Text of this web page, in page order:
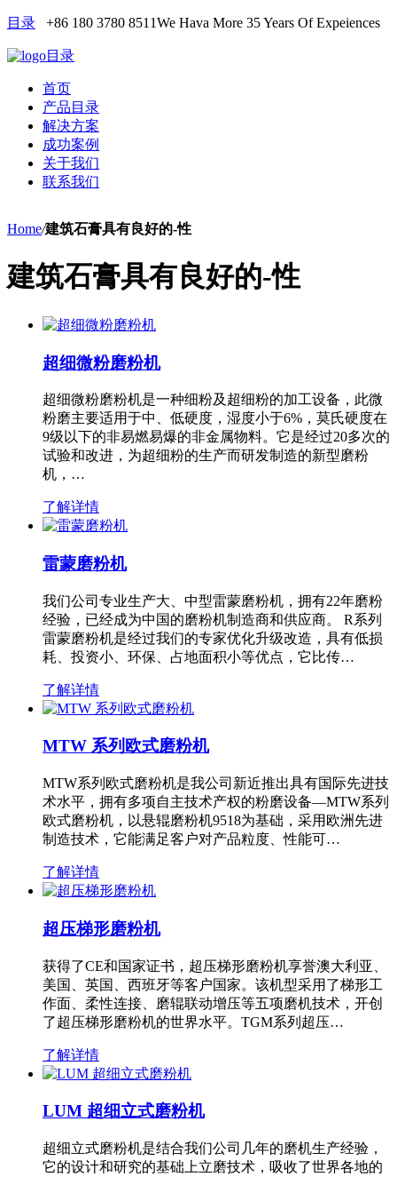
目录 +86 180 3780 8511We Hava More 35 Years Of Expeiences
目录
首页
产品目录
解决方案
成功案例
关于我们
联系我们
Home/建筑石膏具有良好的-性
建筑石膏具有良好的-性
超细微粉磨粉机
超细微粉磨粉机是一种细粉及超细粉的加工设备，此微
粉磨主要适用于中、低硬度，湿度小于6%，莫氏硬度在
9级以下的非易燃易爆的非金属物料。它是经过20多次的
试验和改进，为超细粉的生产而研发制造的新型磨粉
机，…
了解详情
雷蒙磨粉机
我们公司专业生产大、中型雷蒙磨粉机，拥有22年磨粉
经验，已经成为中国的磨粉机制造商和供应商。 R系列
雷蒙磨粉机是经过我们的专家优化升级改造，具有低损
耗、投资小、环保、占地面积小等优点，它比传…
了解详情
MTW 系列欧式磨粉机
MTW系列欧式磨粉机是我公司新近推出具有国际先进技
术水平，拥有多项自主技术产权的粉磨设备—MTW系列
欧式磨粉机，以悬辊磨粉机9518为基础，采用欧洲先进
制造技术，它能满足客户对产品粒度、性能可…
了解详情
超压梯形磨粉机
获得了CE和国家证书，超压梯形磨粉机享誉澳大利亚、
美国、英国、西班牙等客户国家。该机型采用了梯形工
作面、柔性连接、磨辊联动增压等五项磨机技术，开创
了超压梯形磨粉机的世界水平。TGM系列超压…
了解详情
LUM 超细立式磨粉机
超细立式磨粉机是结合我们公司几年的磨机生产经验，
它的设计和研究的基础上立磨技术，吸收了世界各地的